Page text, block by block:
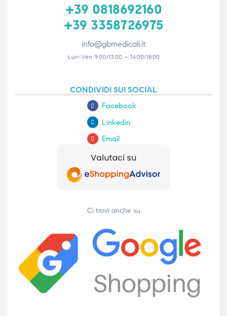
+39 0818692160
+39 3358726975
info@gbmedicali.it
Lun-Ven 9:00/13:00 – 14:00/18:00
CONDIVIDI SUI SOCIAL
Facebook
Linkedin
Email
Ci trovi anche su